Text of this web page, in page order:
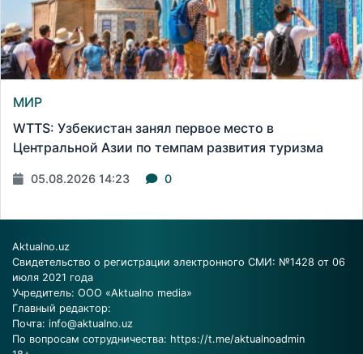
МИР
WTTS: Узбекистан занял первое место в
Центральной Азии по темпам развития туризма
05.08.2026 14:23 0
Aktualno.uz
Свидетельство о регистрации электронного СМИ: №1428 от 06
июля 2021 года
Учредитель: ООО «Aktualno media»
Главный редактор:
Почта: info@aktualno.uz
По вопросам сотрудничества: https://t.me/aktualnoadmin